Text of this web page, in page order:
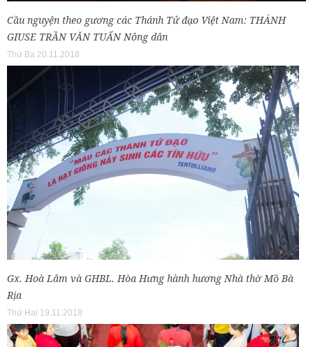
Cầu nguyện theo gương các Thánh Tử đạo Việt Nam: THÁNH
GIUSE TRẦN VĂN TUẤN Nông dân
Thứ Ba 20.11.2018
Gx. Hoà Lâm và GHBL. Hòa Hưng hành hương Nhà thờ Mồ Bà
Rịa
Thứ Hai 19.11.2018